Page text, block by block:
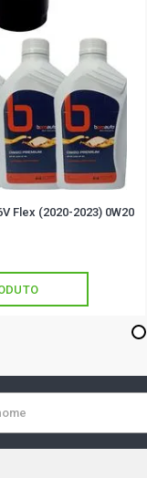
Flex (2020-2023) 0W20
1